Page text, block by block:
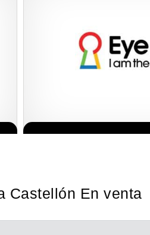
Castellón En venta